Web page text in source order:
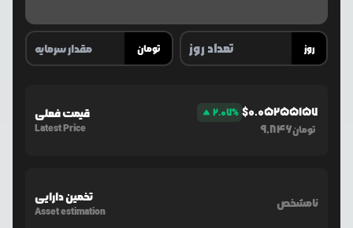
تومان روز
قیمت فعلی
Latest Price
2.07% $0.05255157
9,846تومان
تخمین دارایی
Asset estimation
نامشخص